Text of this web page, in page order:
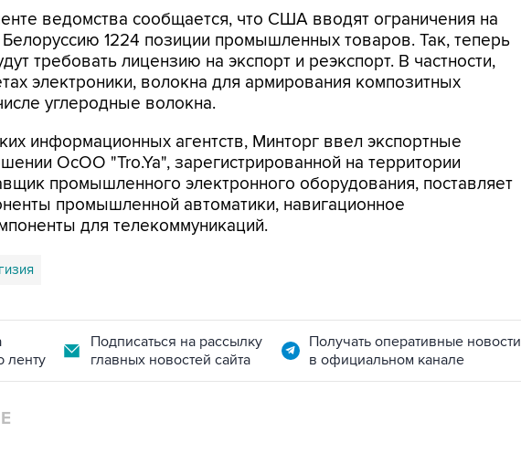
ведомства сообщается, что США вводят ограничения на
1224 позиции промышленных товаров. Так, теперь
требовать лицензию на экспорт и реэкспорт. В частности,
электроники, волокна для армирования композитных
углеродные волокна.
информационных агентств, Минторг ввел экспортные
ОсОО "Tro.Ya", зарегистрированной на территории
промышленного электронного оборудования, поставляет
промышленной автоматики, навигационное
для телекоммуникаций.
ленту
Подписаться на рассылку
главных новостей сайта
Получать оперативные новости
в официальном канале